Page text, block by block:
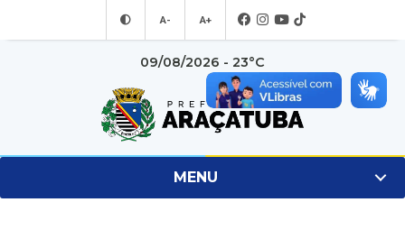
A- A+
09/08/2026 - 23°C
MENU